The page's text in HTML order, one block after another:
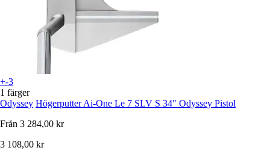
+-3
1 färger
Odyssey Högerputter Ai-One Le 7 SLV S 34" Odyssey Pistol
Från 3 284,00 kr
3 108,00 kr